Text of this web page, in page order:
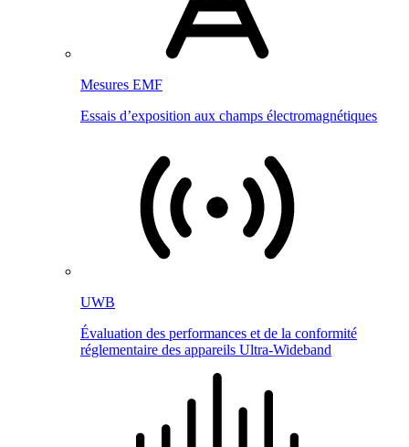
Mesures EMF
Essais d’exposition aux champs électromagnétiques
UWB
Évaluation des performances et de la conformité
réglementaire des appareils Ultra-Wideband